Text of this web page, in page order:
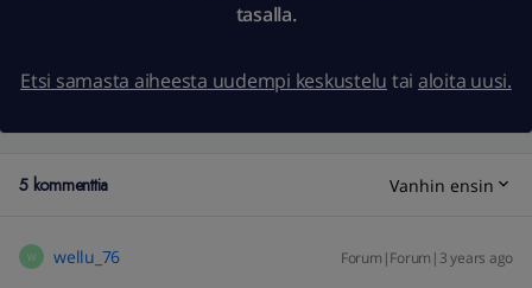
tasalla.
Etsi samasta aiheesta uudempi keskustelu tai aloita uusi.
5 kommenttia Vanhin ensin
W wellu_76 Forum|Forum|3 years ago